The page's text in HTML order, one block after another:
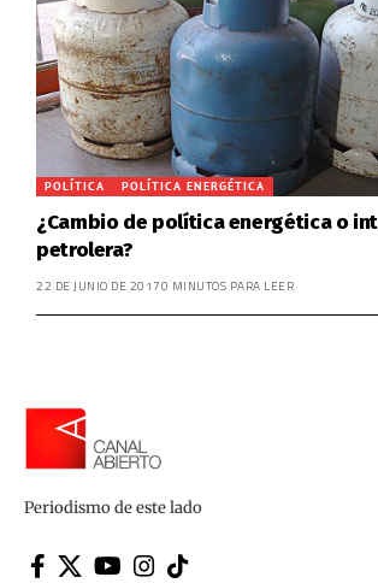
POLÍTICA POLÍTICA ENERGÉTICA
¿Cambio de política energética o
petrolera?
22 DE JUNIO DE 20170 MINUTOS PARA LEER
Periodismo de este lado